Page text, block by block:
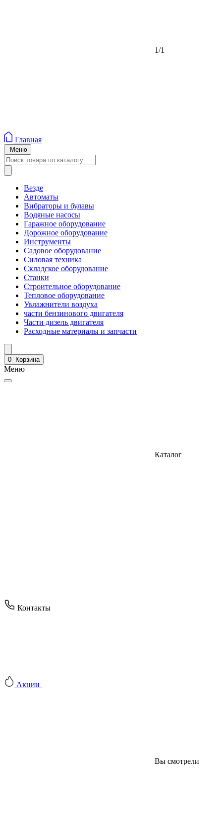
1/1
Главная
Меню
Везде
Автоматы
Вибраторы и булавы
Водяные насосы
Гаражное оборудование
Дорожное оборудование
Инструменты
Садовое оборудование
Силовая техника
Складское оборудование
Станки
Строительное оборудование
Тепловое оборудование
Увлажнители воздуха
части бензинового двигателя
Части дизель двигателя
Расходные материалы и запчасти
0 Корзина
Меню
Каталог
Контакты
Акции
Вы смотрели